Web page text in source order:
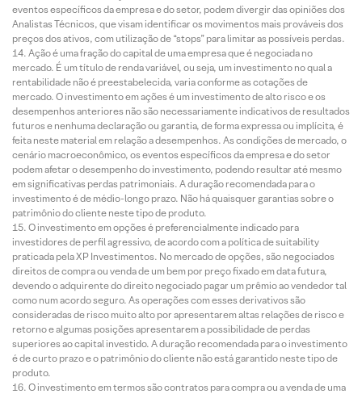
eventos específicos da empresa e do setor, podem divergir das opiniões dos
Analistas Técnicos, que visam identificar os movimentos mais prováveis dos
preços dos ativos, com utilização de “stops” para limitar as possíveis perdas.
Ação é uma fração do capital de uma empresa que é negociada no
mercado. É um título de renda variável, ou seja, um investimento no qual a
rentabilidade não é preestabelecida, varia conforme as cotações de
mercado. O investimento em ações é um investimento de alto risco e os
desempenhos anteriores não são necessariamente indicativos de resultados
futuros e nenhuma declaração ou garantia, de forma expressa ou implícita, é
feita neste material em relação a desempenhos. As condições de mercado, o
cenário macroeconômico, os eventos específicos da empresa e do setor
podem afetar o desempenho do investimento, podendo resultar até mesmo
em significativas perdas patrimoniais. A duração recomendada para o
investimento é de médio-longo prazo. Não há quaisquer garantias sobre o
patrimônio do cliente neste tipo de produto.
O investimento em opções é preferencialmente indicado para
investidores de perfil agressivo, de acordo com a política de suitability
praticada pela XP Investimentos. No mercado de opções, são negociados
direitos de compra ou venda de um bem por preço fixado em data futura,
devendo o adquirente do direito negociado pagar um prêmio ao vendedor tal
como num acordo seguro. As operações com esses derivativos são
consideradas de risco muito alto por apresentarem altas relações de risco e
retorno e algumas posições apresentarem a possibilidade de perdas
superiores ao capital investido. A duração recomendada para o investimento
é de curto prazo e o patrimônio do cliente não está garantido neste tipo de
produto.
O investimento em termos são contratos para compra ou a venda de uma